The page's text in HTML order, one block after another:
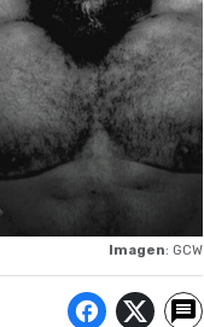
Imagen: GCW